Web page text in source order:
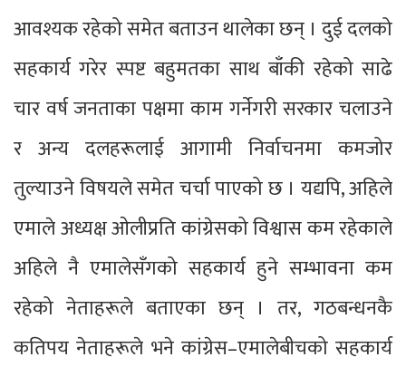
आवश्यक रहेको समेत बताउन थालेका छन् । दुई दलको
सहकार्य गरेर स्पष्ट बहुमतका साथ बाँकी रहेको साढे
चार वर्ष जनताका पक्षमा काम गर्नेगरी सरकार चलाउने
र अन्य दलहरूलाई आगामी निर्वाचनमा कमजोर
तुल्याउने विषयले समेत चर्चा पाएको छ । यद्यपि, अहिले
एमाले अध्यक्ष ओलीप्रति कांग्रेसको विश्वास कम रहेकाले
अहिले नै एमालेसँगको सहकार्य हुने सम्भावना कम
रहेको नेताहरूले बताएका छन् । तर, गठबन्धनकै
कतिपय नेताहरूले भने कांग्रेस–एमालेबीचको सहकार्य